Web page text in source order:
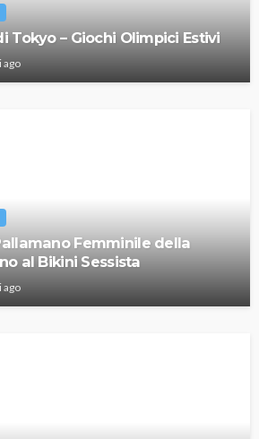
Tokyo – Giochi Olimpici Estivi
ago
Femminile della
al Bikini Sessista
ago